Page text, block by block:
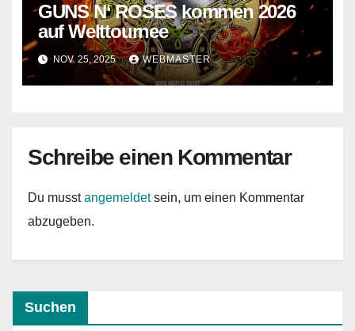
GUNS N‘ ROSES kommen 2026
auf Welttournee
NOV. 25, 2025 WEBMASTER
Schreibe einen Kommentar
Du musstangemeldetsein, um einen Kommentar
abzugeben.
Suchen